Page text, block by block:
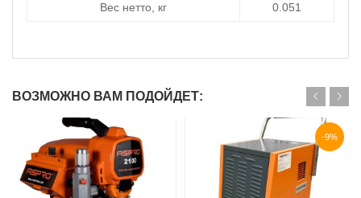
Вес нетто, кг 0.051
ВОЗМОЖНО ВАМ ПОДОЙДЕТ:
-9%